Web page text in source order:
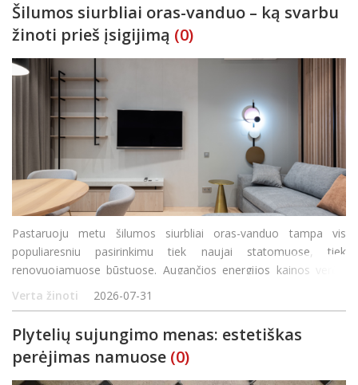
Šilumos siurbliai oras-vanduo – ką svarbu
žinoti prieš įsigijimą (0)
Pastaruoju metu šilumos siurbliai oras-vanduo tampa vis
populiaresniu pasirinkimu tiek naujai statomuose, tiek
renovuojamuose būstuose. Augančios energijos kainos verčia
ieškoti efektyvių sprendimų, o šilumos siurbliai oras-vanduo
išsiskiria savo energetiniu efektyvumu be
Verta žinoti 2026-07-31
Plytelių sujungimo menas: estetiškas
perėjimas namuose (0)